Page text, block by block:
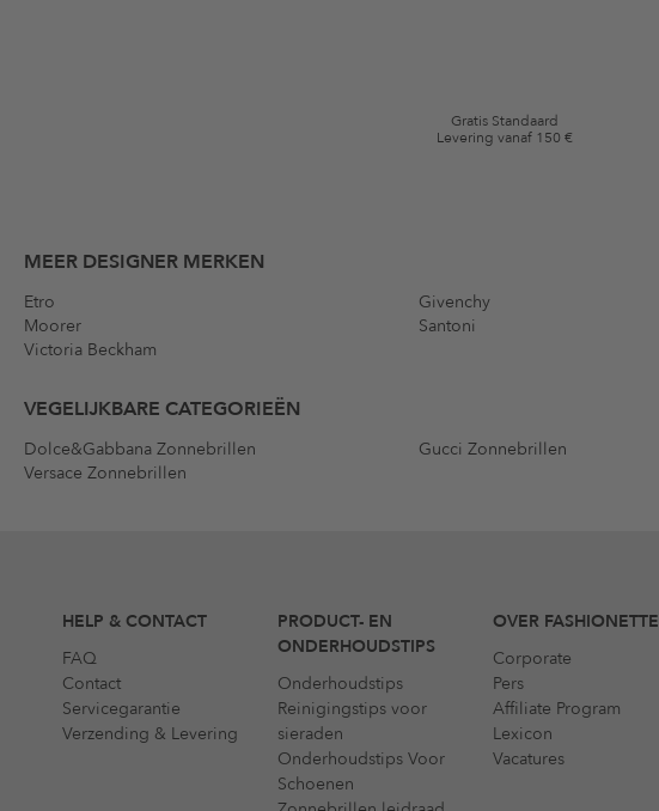
Gratis Standaard
Levering vanaf 150 €
MEER DESIGNER MERKEN
Etro Givenchy
Moorer
Santoni
Victoria Beckham
VEGELIJKBARE CATEGORIEËN
Dolce&Gabbana Zonnebrillen Gucci Zonnebrillen
Versace Zonnebrillen
HELP & CONTACT
FAQ
Contact
Servicegarantie
Verzending & Levering
PRODUCT- EN
ONDERHOUDSTIPS
Onderhoudstips
Reinigingstips voor
sieraden
Onderhoudstips Voor
Schoenen
OVER FASHIONETTE
Corporate
Pers
Affiliate Program
Lexicon
Vacatures